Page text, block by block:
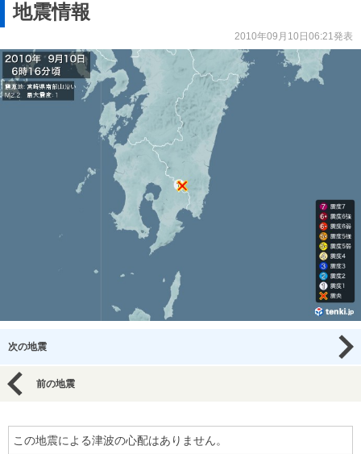
地震情報
2010年09月10日06:21発表
次の地震
前の地震
この地震による津波の心配はありません。